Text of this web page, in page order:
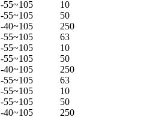
-55~105
10
-55~105
50
-40~105
250
-55~105
63
-55~105
10
-55~105
50
-40~105
250
-55~105
63
-55~105
10
-55~105
50
-40~105
250